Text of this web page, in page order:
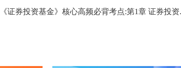
《证券投资基金》核心高频必背考点:第1章 证券投